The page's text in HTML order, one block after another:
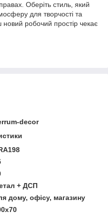
Оберіть стиль, який
для творчості та
новий робочий простір чекає
decor
+ ДСП
дому, офісу, магазину